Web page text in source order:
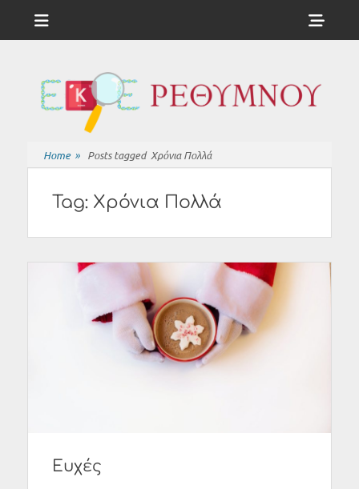
ΡΕΘΥΜΝΟΥ
Home » Posts tagged Xρόνια Πολλά
Tag: Xρόνια Πολλά
Eυχές